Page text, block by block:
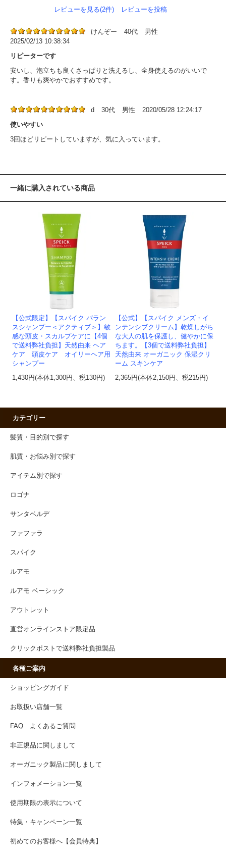
レビューを見る(2件) レビューを投稿
けんぞー 40代
男性
2025/02/13 10:38:34
リピーターです
安いし、泡立ちも良くさっぱりと洗えるし、全身使えるのがいいで
す。香りも爽やかでおすすめです。
d 30代 男性
2020/05/28 12:24:17
使いやすい
3回ほどリピートしていますが、気に入っています。
一緒に購入されている商品
【公式限定】【スパイク バラン
スシャンプー＜アクティブ＞】敏
感な頭皮・スカルプケアに【4個
で送料弊社負担】天然由来 ヘア
ケア 頭皮ケア オイリーヘア用
シャンプー
1,430円(本体1,300円、税130円)
【公式】【スパイク メンズ・イ
ンテンシブクリーム】乾燥しがち
な大人の肌を保護し、健やかに保
ちます。【3個で送料弊社負担】
天然由来 オーガニック 保湿クリ
ーム スキンケア
2,365円(本体2,150円、税215円)
カテゴリー
髪質・目的別で探す
肌質・お悩み別で探す
アイテム別で探す
ロゴナ
サンタベルデ
ファファラ
スパイク
ルアモ
ルアモ ベーシック
アウトレット
直営オンラインストア限定品
クリックポストで送料弊社負担製品
各種ご案内
ショッピングガイド
お取扱い店舗一覧
FAQ よくあるご質問
非正規品に関しまして
オーガニック製品に関しまして
インフォメーション一覧
使用期限の表示について
特集・キャンペーン一覧
初めてのお客様へ【会員特典】